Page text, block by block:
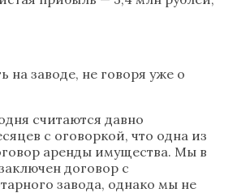
на заводе, не говоря уже о
считаются давно
с оговоркой, что одна из
аренды имущества. Мы в
договор с
завода, однако мы не